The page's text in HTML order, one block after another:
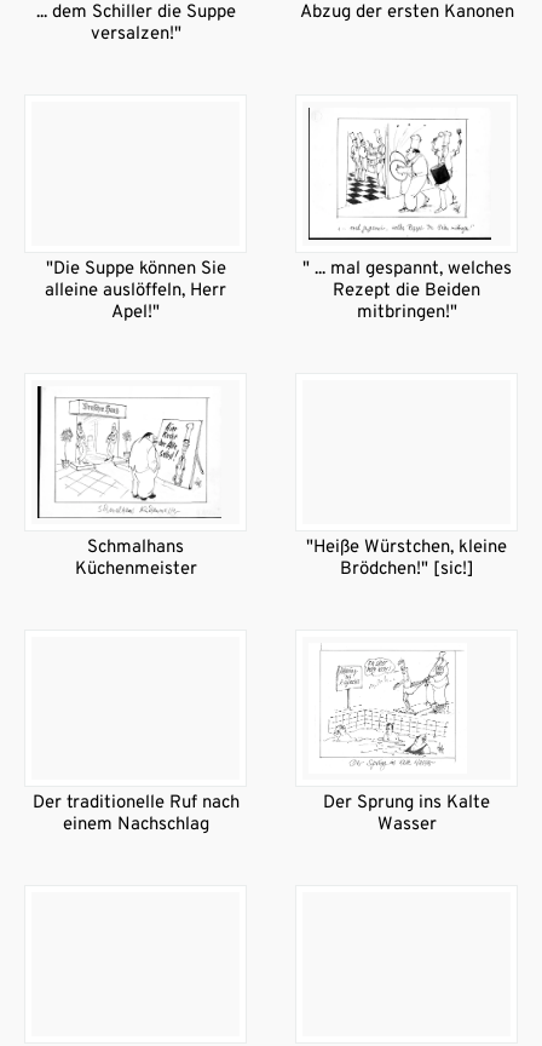
... dem Schiller die Suppe
versalzen!"
Abzug der ersten Kanonen
"Die Suppe können Sie
alleine auslöffeln, Herr
Apel!"
" ... mal gespannt, welches
Rezept die Beiden
mitbringen!"
Schmalhans
Küchenmeister
"Heiße Würstchen, kleine
Brödchen!" [sic!]
Der traditionelle Ruf nach
einem Nachschlag
Der Sprung ins Kalte
Wasser